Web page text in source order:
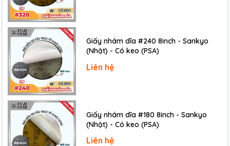
Giấy nhám dĩa #240 8inch - Sankyo
(Nhật) - Có keo (PSA)
Liên hệ
Giấy nhám dĩa #180 8inch - Sankyo
(Nhật) - Có keo (PSA)
Liên hệ